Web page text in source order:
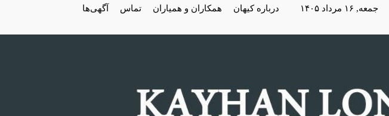
درباره کیهان همکاران و همیاران تماس آگهی‌ها